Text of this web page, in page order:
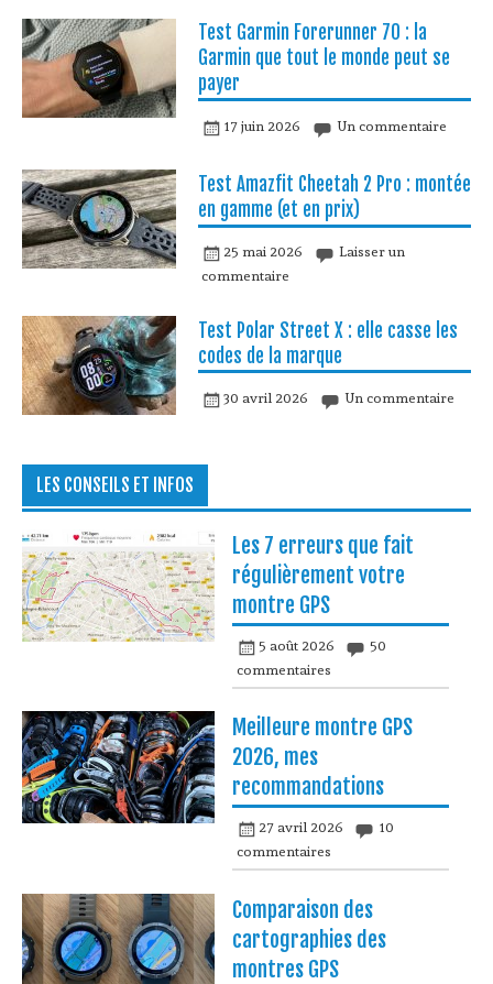
Test Garmin Forerunner 70 : la
Garmin que tout le monde peut se
payer
17 juin 2026 Un commentaire
Test Amazfit Cheetah 2 Pro : montée
en gamme (et en prix)
25 mai 2026
Laisser un
commentaire
Test Polar Street X : elle casse les
codes de la marque
30 avril 2026 Un commentaire
LES CONSEILS ET INFOS
Les 7 erreurs que fait
régulièrement votre
montre GPS
5 août 2026
50
commentaires
Meilleure montre GPS
2026, mes
recommandations
27 avril 2026
10
commentaires
Comparaison des
cartographies des
montres GPS